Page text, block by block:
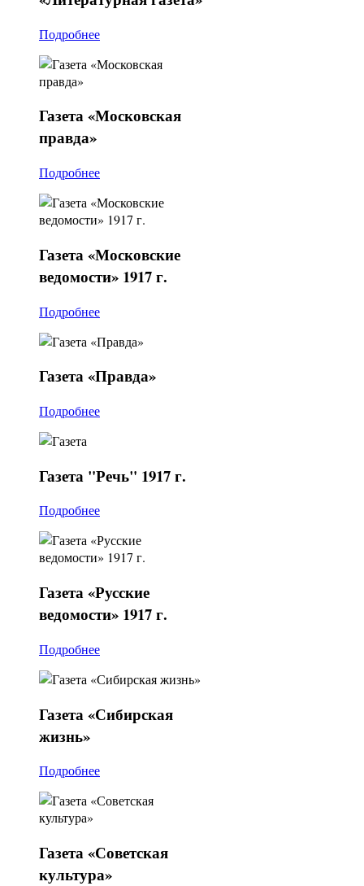
Подробнее
Газета«Московская
правда»
Подробнее
Газета«Московские
ведомости» 1917 г.
Подробнее
Газета«Правда»
Подробнее
Газета "Речь" 1917 г.
Подробнее
Газета«Русские
ведомости» 1917 г.
Подробнее
Газета«Сибирская
жизнь»
Подробнее
Газета«Советская
культура»